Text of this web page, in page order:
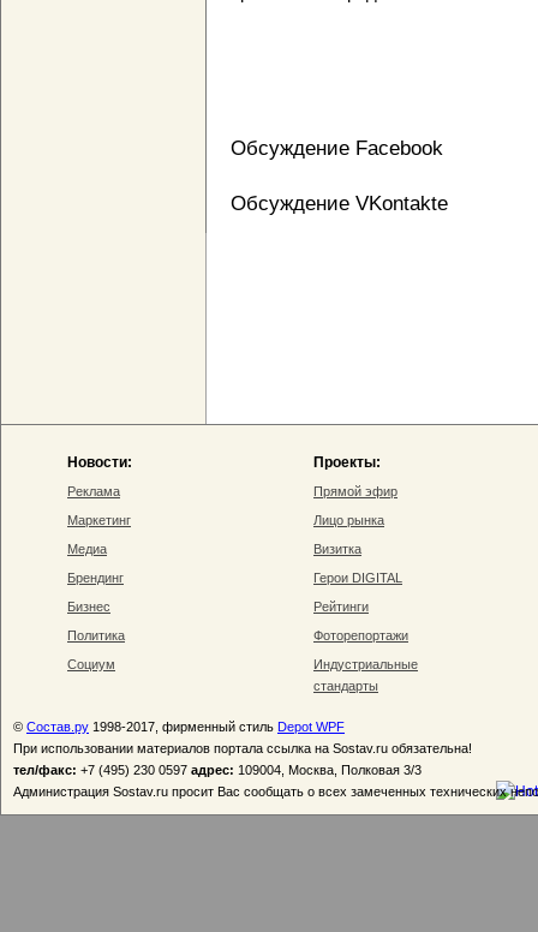
Обсуждение Facebook
Обсуждение VKontakte
Новости:
Реклама
Маркетинг
Медиа
Брендинг
Бизнес
Политика
Социум
Проекты:
Прямой эфир
Лицо рынка
Визитка
Герои DIGITAL
Рейтинги
Фоторепортажи
Индустриальные
стандарты
© Состав.ру 1998-2017, фирменный стиль Depot WPF
При использовании материалов портала ссылка на Sostav.ru обязательна!
тел/факс: +7 (495) 230 0597 адрес: 109004, Москва, Полковая 3/3
Администрация Sostav.ru просит Вас сообщать о всех замеченных технических